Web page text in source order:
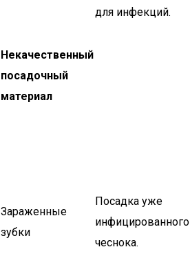
для инфекций.
Некачественный
посадочный
материал
Зараженные
зубки
Посадка уже
инфицированного
чеснока.